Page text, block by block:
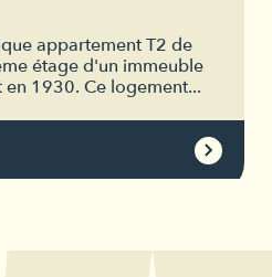
appartement T2 de
étage d'un immeuble
1930. Ce logement...